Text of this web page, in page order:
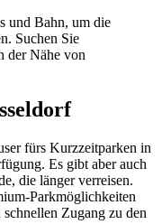
und Bahn, um die
Suchen Sie
der Nähe von
fürs Kurzzeitparken in
Es gibt aber auch
die länger verreisen.
Parkmöglichkeiten
Zugang zu den